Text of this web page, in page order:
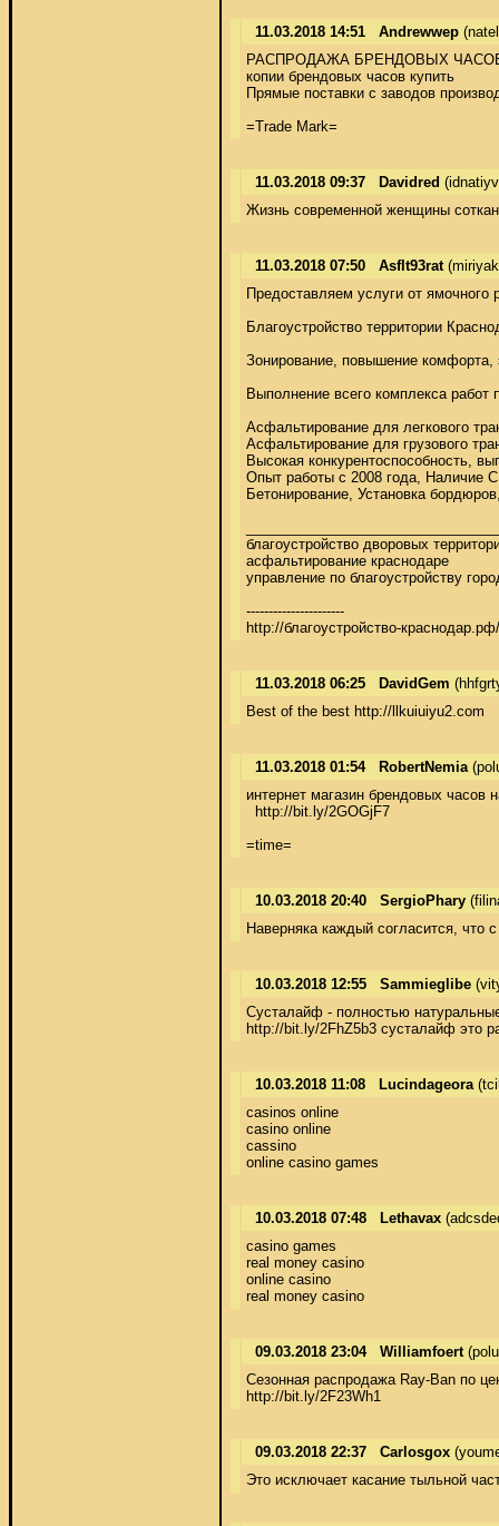
11.03.2018 14:51 Andrewwep
РАСПРОДАЖА БРЕНДОВЫХ
копии брендовых часов купить
Прямые поставки с заводов
=Trade Mark=
11.03.2018 09:37 Davidred
Жизнь современной женщины
11.03.2018 07:50 Asflt93rat
Предоставляем услуги от ямочного
Благоустройство территории
Зонирование, повышение комфорта,
Выполнение всего комплекса работ
Асфальтирование для легкового
Асфальтирование для грузового
Высокая конкурентоспособность,
Опыт работы с 2008 года,
Бетонирование, Установка
благоустройство дворовых
асфальтирование краснодаре
управление по благоустройству
----------------------
http://благоустройство-краснодар.рф/
11.03.2018 06:25 DavidGem
Best of the best http://llkuiuiyu2.com
11.03.2018 01:54 RobertNemia
интернет магазин брендовых часов
  http://bit.ly/2GOGjF7
=time=
10.03.2018 20:40 SergioPhary
Наверняка каждый согласится, что
10.03.2018 12:55 Sammieglibe
Сусталайф - полностью
http://bit.ly/2FhZ5b3 сусталайф это
10.03.2018 11:08 Lucindageora
casinos online
casino online
cassino
online casino games
10.03.2018 07:48 Lethavax
casino games
real money casino
online casino
real money casino
09.03.2018 23:04 Williamfoert
Сезонная распродажа Ray-Ban по
http://bit.ly/2F23Wh1
09.03.2018 22:37 Carlosgox
Это исключает касание тыльной